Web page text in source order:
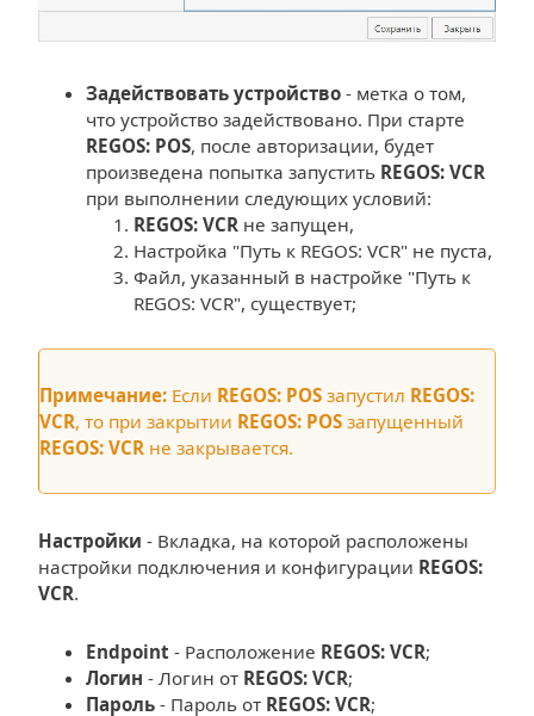
Задействовать устройство - метка о том,
что устройство задействовано. При старте
REGOS: POS, после авторизации, будет
произведена попытка запустить REGOS: VCR
при выполнении следующих условий:
REGOS: VCR не запущен,
Настройка "Путь к REGOS: VCR" не пуста,
Файл, указанный в настройке "Путь к
REGOS: VCR", существует;
Примечание: Если REGOS: POS запустил REGOS:
VCR, то при закрытии REGOS: POS запущенный
REGOS: VCR не закрывается.
Настройки - Вкладка, на которой расположены
настройки подключения и конфигурации REGOS:
VCR.
Endpoint - Расположение REGOS: VCR;
Логин - Логин от REGOS: VCR;
Пароль - Пароль от REGOS: VCR;